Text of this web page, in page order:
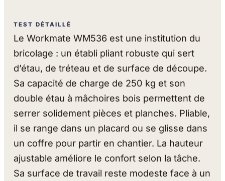
TEST DÉTAILLÉ
Le Workmate WM536 est une institution du
bricolage : un établi pliant robuste qui sert
d’étau, de tréteau et de surface de découpe.
Sa capacité de charge de 250 kg et son
double étau à mâchoires bois permettent de
serrer solidement pièces et planches. Pliable,
il se range dans un placard ou se glisse dans
un coffre pour partir en chantier. La hauteur
ajustable améliore le confort selon la tâche.
Sa surface de travail reste modeste face à un